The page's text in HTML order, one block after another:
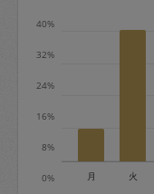
土曜日8
＋交通費
依頼者不
0%
8%
16%
24%
32%
40%
月 火